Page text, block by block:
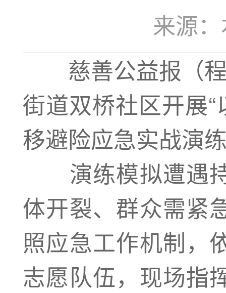
来源
慈善公益报（
街道双桥社区开展
移避险应急实战演
演练模拟遭遇持
体开裂、群众需紧
照应急工作机制，
志愿队伍，现场指